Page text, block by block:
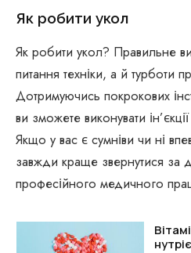
Як робити укол
Як робити укол? Правильне
питання техніки, а й турботи
Дотримуючись покрокових
ви зможете виконувати
Якщо у вас є сумніви чи ні
завжди краще звернутися
професійного медичного